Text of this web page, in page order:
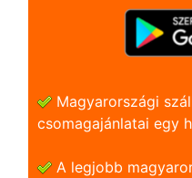
Magyarországi
csomagajánlatai egy
A legjobb